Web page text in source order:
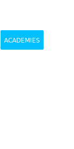
ACADEMIES